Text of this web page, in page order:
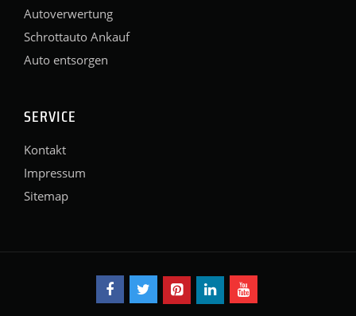
Autoverwertung
Schrottauto Ankauf
Auto entsorgen
SERVICE
Kontakt
Impressum
Sitemap